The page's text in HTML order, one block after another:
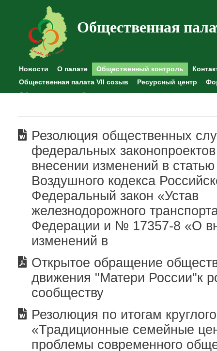
Общественная
Новости О палате Общественный контроль
Общественная палата VII созыв
Ресурсный центр
Общественные наблюдения
Резолюция общественных
федеральных
внесении изменений в
Воздушного кодекса
Федеральный закон «Устав
железнодорожного
Федерации и № 17357-8 «О
изменений в
Открытое обращение
движения "Матери России"к
сообществу
Резолюция по итогам
«Традиционные семейные
проблемы современного